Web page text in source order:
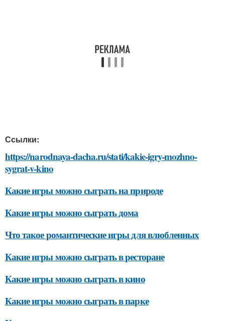
Ссылки:
https://narodnaya-dacha.ru/stati/kakie-igry-mozhno-
sygrat-v-kino
Какие игры можно сыграть на природе
Какие игры можно сыграть дома
Что такое романтические игры для влюбленных
Какие игры можно сыграть в ресторане
Какие игры можно сыграть в кино
Какие игры можно сыграть в парке